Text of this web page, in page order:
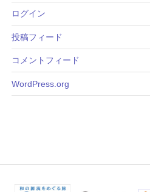
ログイン
投稿フィード
コメントフィード
WordPress.org